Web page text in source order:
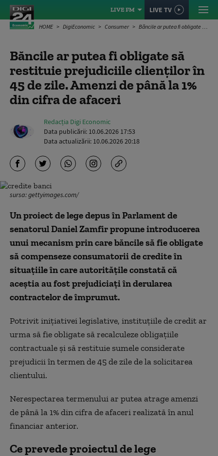
LIVE FM LIVE TV
HOME DigiEconomic Consumer Băncile ar putea fi obligate să restituie prejudiciile clienților în 45 de zile. Amenzi de până la 1% din cifra de afaceri
Băncile ar putea fi obligate să
restituie prejudiciile clienților în
45 de zile. Amenzi de până la 1%
din cifra de afaceri
Redacția Digi Economic
Data publicării: 10.06.2026 17:53
Data actualizării: 10.06.2026 20:18
sursa: gettyimages.com/
Un proiect de lege depus în Parlament de
senatorul Daniel Zamfir propune introducerea
unui mecanism prin care băncile să fie obligate
să compenseze consumatorii de credite în
situațiile în care autoritățile constată că
aceștia au fost prejudiciați în derularea
contractelor de împrumut.
Potrivit inițiativei legislative, instituțiile de credit ar
urma să fie obligate să recalculeze obligațiile
contractuale și să restituie sumele considerate
prejudicii în termen de 45 de zile de la solicitarea
clientului.
Nerespectarea termenului ar putea atrage amenzi
de până la 1% din cifra de afaceri realizată în anul
financiar anterior.
Ce prevede proiectul de lege